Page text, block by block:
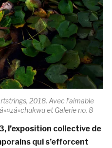
2018. Avec l’aimable
et Galerie no. 8
l’exposition collective de
qui s’efforcent